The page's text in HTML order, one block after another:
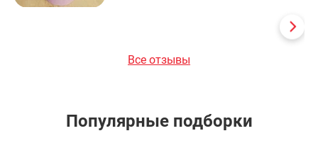
Все отзывы
Популярные подборки